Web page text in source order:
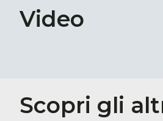
Video
Scopri gli